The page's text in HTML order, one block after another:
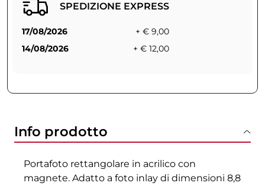
SPEDIZIONE EXPRESS
17/08/2026
+ € 9,00
14/08/2026
+ € 12,00
Info prodotto
Portafoto rettangolare in acrilico con
magnete. Adatto a foto inlay di dimensioni 8,8